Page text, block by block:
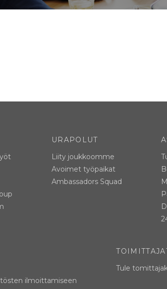
URAPOLUT
Liity joukkoomme
Avoimet työpaikat
Ambassadors Squad
ilmoittamiseen
Tule